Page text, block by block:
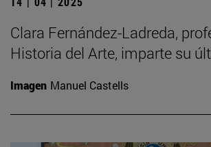
Clara Fernández-Ladreda,
Historia del Arte, imparte su
Imagen Manuel Castells